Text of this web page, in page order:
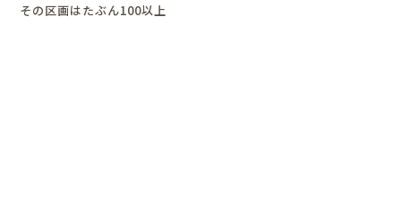
その区画はたぶん100以上